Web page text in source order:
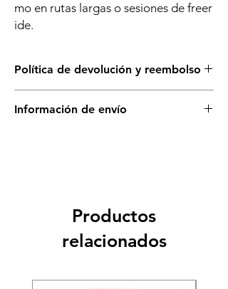
mo en rutas largas o sesiones de freer
ide.
Política de devolución y reembolso
sellado y en su empaque original. No se
Información de envío
Productos
relacionados